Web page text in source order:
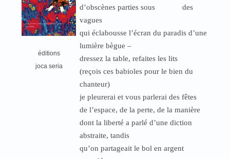
éditions
joca seria
d’obscènes parties sous
des
vagues
qui éclabousse l’écran du paradis d’une
lumière bègue –
dressez la table, refaites les lits
(reçois ces babioles pour le bien du
chanteur)
je pleurerai et vous parlerai des fêtes
de l’espace, de la perte, de la manière
dont la liberté a parlé d’une diction
abstraite, tandis
qu’on partageait le bol en argent